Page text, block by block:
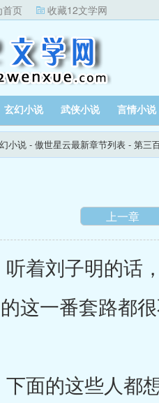
首页 收藏12文学网
玄幻小说 武侠小说 言情小说
小说 - 傲世星云最新章节列表 - 第三
上一章
刘子明的话，
这一番套路都
的这些人都想